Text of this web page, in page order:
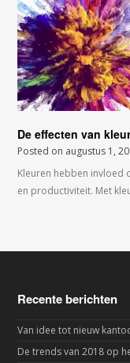
De effecten van
Posted on augustus 1,
Kleuren hebben invloed
en productiviteit. Met
Recente berichten
Van idee tot nieuw
De trends van 2018 op